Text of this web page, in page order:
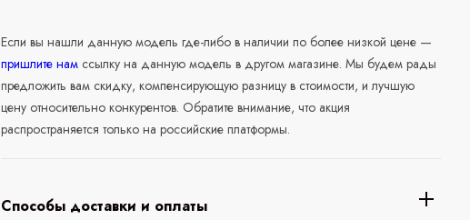
Если вы нашли данную модель где-либо в наличии по более низкой цене —
пришлите нам ссылку на данную модель в другом магазине. Мы будем рады
предложить вам скидку, компенсирующую разницу в стоимости, и лучшую
цену относительно конкурентов. Обратите внимание, что акция
распространяется только на российские платформы.
Способы доставки и оплаты